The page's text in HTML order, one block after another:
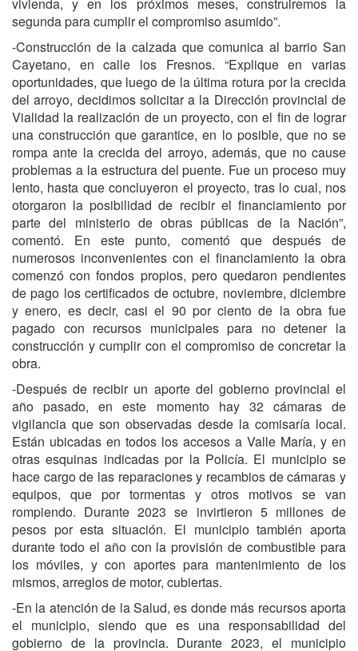
vivienda, y en los próximos meses, construiremos la
segunda para cumplir el compromiso asumido”.
-Construcción de la calzada que comunica al barrio San
Cayetano, en calle los Fresnos. “Explique en varias
oportunidades, que luego de la última rotura por la crecida
del arroyo, decidimos solicitar a la Dirección provincial de
Vialidad la realización de un proyecto, con el fin de lograr
una construcción que garantice, en lo posible, que no se
rompa ante la crecida del arroyo, además, que no cause
problemas a la estructura del puente. Fue un proceso muy
lento, hasta que concluyeron el proyecto, tras lo cual, nos
otorgaron la posibilidad de recibir el financiamiento por
parte del ministerio de obras públicas de la Nación”,
comentó. En este punto, comentó que después de
numerosos inconvenientes con el financiamiento la obra
comenzó con fondos propios, pero quedaron pendientes
de pago los certificados de octubre, noviembre, diciembre
y enero, es decir, casi el 90 por ciento de la obra fue
pagado con recursos municipales para no detener la
construcción y cumplir con el compromiso de concretar la
obra.
-Después de recibir un aporte del gobierno provincial el
año pasado, en este momento hay 32 cámaras de
vigilancia que son observadas desde la comisaría local.
Están ubicadas en todos los accesos a Valle María, y en
otras esquinas indicadas por la Policía. El municipio se
hace cargo de las reparaciones y recambios de cámaras y
equipos, que por tormentas y otros motivos se van
rompiendo. Durante 2023 se invirtieron 5 millones de
pesos por esta situación. El municipio también aporta
durante todo el año con la provisión de combustible para
los móviles, y con aportes para mantenimiento de los
mismos, arreglos de motor, cubiertas.
-En la atención de la Salud, es donde más recursos aporta
el municipio, siendo que es una responsabilidad del
gobierno de la provincia. Durante 2023, el municipio